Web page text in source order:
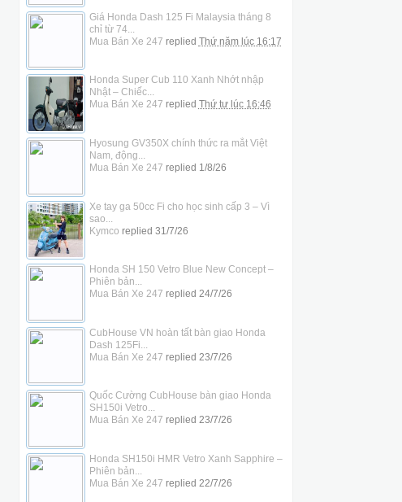
Giá Honda Dash 125 Fi Malaysia tháng 8
chỉ từ 74...
Mua Bán Xe 247 replied Thứ năm lúc 16:17
Honda Super Cub 110 Xanh Nhớt nhập
Nhật – Chiếc...
Mua Bán Xe 247 replied Thứ tư lúc 16:46
Hyosung GV350X chính thức ra mắt Việt
Nam, động...
Mua Bán Xe 247 replied 1/8/26
Xe tay ga 50cc Fi cho học sinh cấp 3 – Vì
sao...
Kymco replied 31/7/26
Honda SH 150 Vetro Blue New Concept –
Phiên bản...
Mua Bán Xe 247 replied 24/7/26
CubHouse VN hoàn tất bàn giao Honda
Dash 125Fi...
Mua Bán Xe 247 replied 23/7/26
Quốc Cường CubHouse bàn giao Honda
SH150i Vetro...
Mua Bán Xe 247 replied 23/7/26
Honda SH150i HMR Vetro Xanh Sapphire –
Phiên bản...
Mua Bán Xe 247 replied 22/7/26